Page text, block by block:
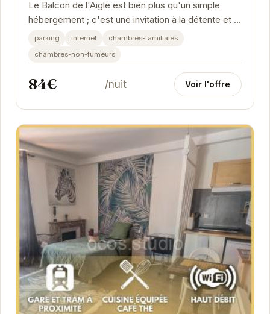
Le Balcon de l'Aigle est bien plus qu'un simple
hébergement ; c'est une invitation à la détente et à
la découverte. Idéalement situé, il offre...
parking internet
chambres-familiales
chambres-non-fumeurs
84€ /nuit Voir l'offre